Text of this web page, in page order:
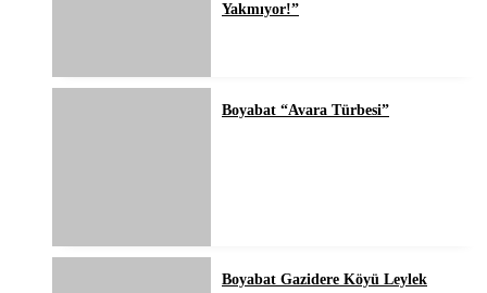
Yakmıyor!”
Boyabat “Avara Türbesi”
Boyabat Gazidere Köyü Leylek